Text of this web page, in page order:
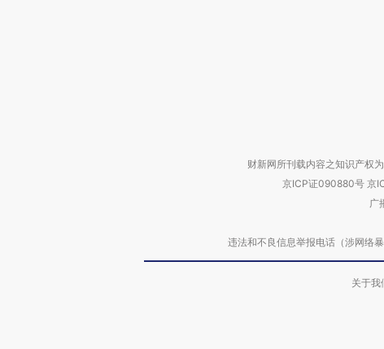
财新网所刊载内容之知识产权
京ICP证090880号 京
广
违法和不良信息举报电话（涉网
关于我